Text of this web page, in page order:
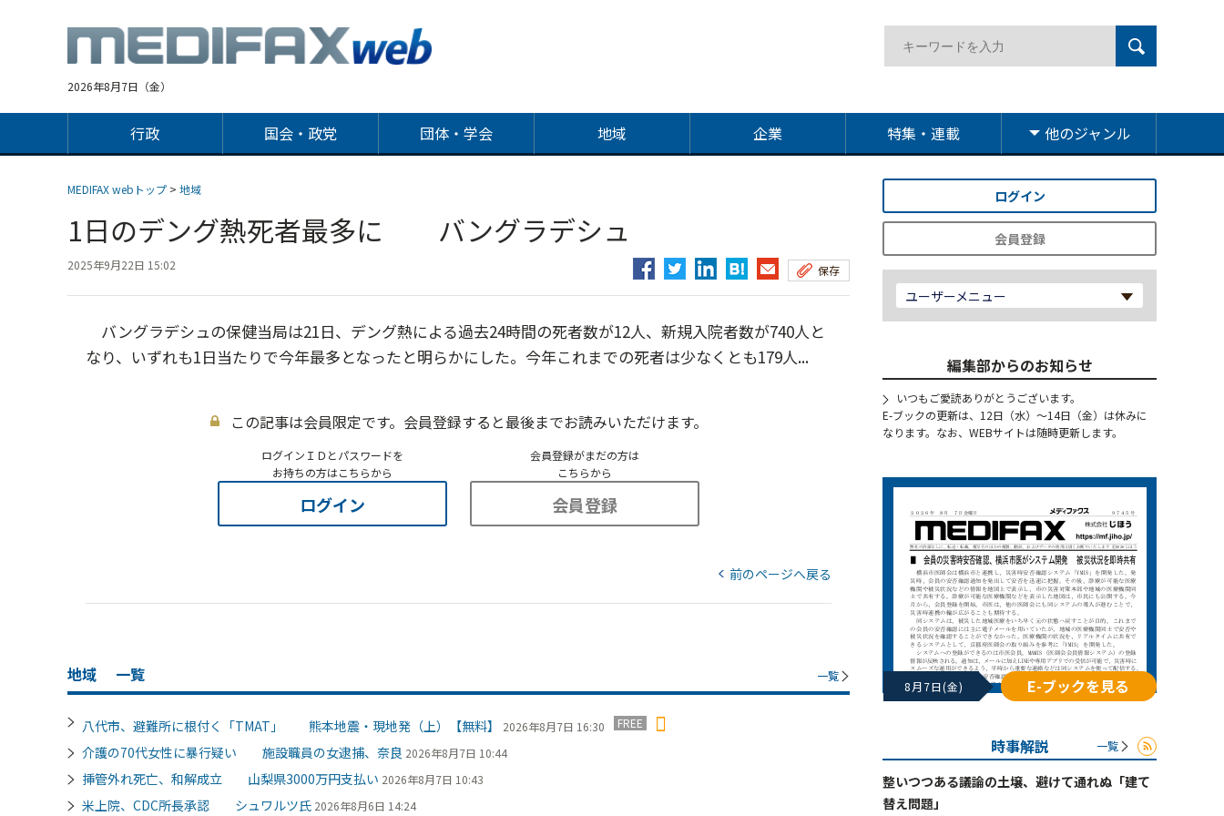
2026年8月7日（金）
行政 国会・政党 団体・学会 地域 企業 特集・連載 他のジャンル
MEDIFAX webトップ > 地域
1日のデング熱死者最多に バングラデシュ
2025年9月22日 15:02 保存
バングラデシュの保健当局は21日、デング熱による過去24時間の死者数が12人、新規入院者数が740人と
なり、いずれも1日当たりで今年最多となったと明らかにした。今年これまでの死者は少なくとも179人...
この記事は会員限定です。会員登録すると最後までお読みいただけます。
ログインＩＤとパスワードを
お持ちの方はこちらから
ログイン
会員登録がまだの方は
こちらから
会員登録
前のページへ戻る
地域 一覧 一覧
八代市、避難所に根付く「TMAT」 熊本地震・現地発（上）【無料】 2026年8月7日 16:30 FREE
介護の70代女性に暴行疑い 施設職員の女逮捕、奈良 2026年8月7日 10:44
挿管外れ死亡、和解成立 山梨県3000万円支払い 2026年8月7日 10:43
米上院、CDC所長承認 シュワルツ氏 2026年8月6日 14:24
ログイン
会員登録
ユーザーメニュー
編集部からのお知らせ
いつもご愛読ありがとうございます。
E-ブックの更新は、12日（水）～14日（金）は休みに
なります。なお、WEBサイトは随時更新します。
8月7日(金) E-ブックを見る
時事解説 一覧
整いつつある議論の土壌、避けて通れぬ「建て
替え問題」